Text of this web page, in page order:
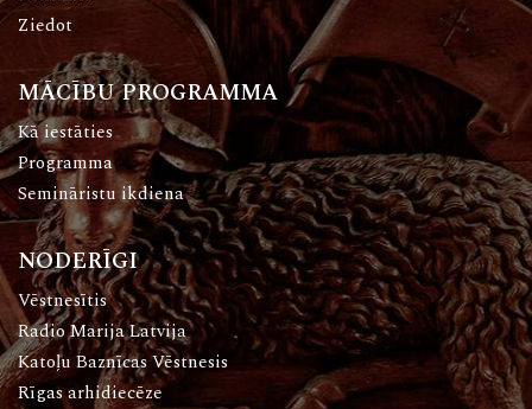
Ziedot
MĀCĪBU PROGRAMMA
Kā iestāties
Programma
Semināristu ikdiena
NODERĪGI
Vēstnesītis
Radio Marija Latvija
Katoļu Baznīcas Vēstnesis
Rīgas arhidiecēze